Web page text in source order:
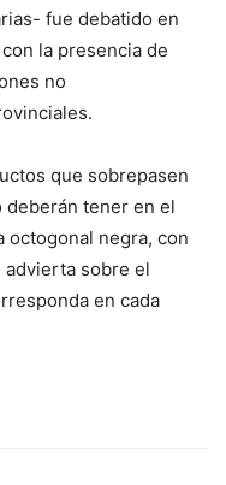
fue debatido en
la presencia de
no
que sobrepasen
tener en el
octogonal negra, con
advierta sobre el
en cada